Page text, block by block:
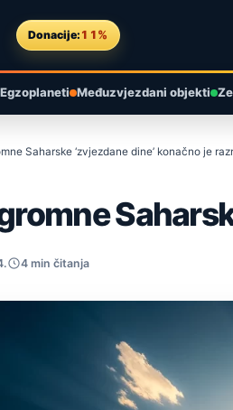
Donacije: 11%
Egzoplaneti Međuzvjezdani objekti
Saharske ‘zvjezdane dine’ konačno je
4 min čitanja